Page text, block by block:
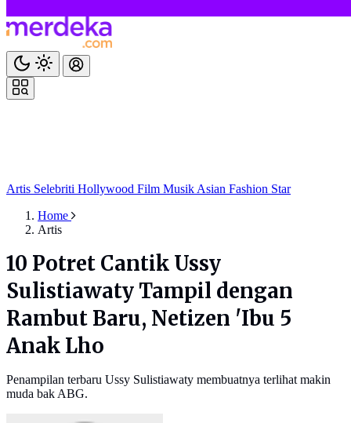
Artis Selebriti Hollywood Film Musik Asian Fashion Star
Home
Artis
10 Potret Cantik Ussy
Sulistiawaty Tampil dengan
Rambut Baru, Netizen 'Ibu 5
Anak Lho
Penampilan terbaru Ussy Sulistiawaty membuatnya terlihat makin
muda bak ABG.